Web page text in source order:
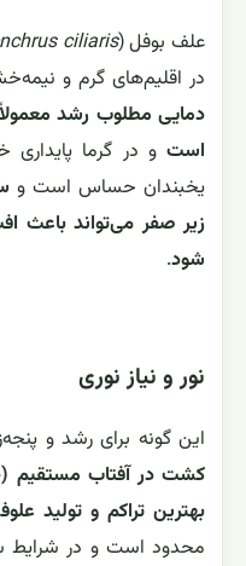
علف بوفل (ciliaris
در اقلیم‌های گرم و
استو در گرما
یخبندان حساس است و
زیر صفر می‌تواند باعث
شود.
نور و نیاز نوری
این گونه برای رشد و
بهترین تراکم و تولید
محدود است و در شرایط